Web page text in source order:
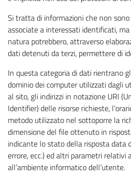
Si tratta di informazioni che non
associate a interessati identificati,
natura potrebbero, attraverso
dati detenuti da terzi, permettere di
In questa categoria di dati rientrano
dominio dei computer utilizzati dagli
al sito, gli indirizzi in notazione URI
Identifier) delle risorse richieste,
metodo utilizzato nel sottoporre la
dimensione del file ottenuto in
indicante lo stato della risposta data
errore, ecc.) ed altri parametri relativi
all’ambiente informatico dell’utente.